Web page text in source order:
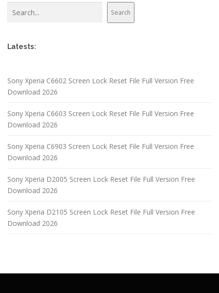
Search
Latests:
Sony Xperia C6602 Screen Lock Reset File Full Version Free
Download 2026
Sony Xperia C6603 Screen Lock Reset File Full Version Free
Download 2026
Sony Xperia C6903 Screen Lock Reset File Full Version Free
Download 2026
Sony Xperia D2005 Screen Lock Reset File Full Version Free
Download 2026
Sony Xperia D2105 Screen Lock Reset File Full Version Free
Download 2026